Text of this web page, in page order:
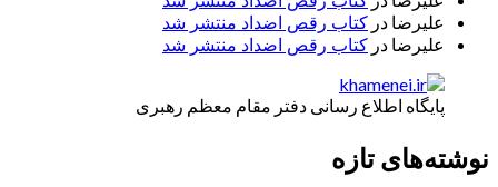
علیرضا در کتاب رقص اضداد منتشر شد
علیرضا در کتاب رقص اضداد منتشر شد
پایگاه اطلاع رسانی دفتر مقام معظم رهبری
نوشته‌های تازه